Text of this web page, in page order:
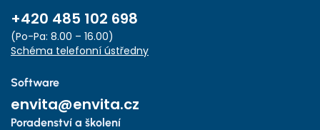
+420 485 102 698
(Po-Pa: 8.00 – 16.00)
Schéma telefonní ústředny
Software
envita@envita.cz
Poradenství a školení